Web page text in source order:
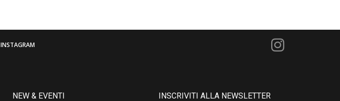
INSTAGRAM
NEW & EVENTI INSCRIVITI ALLA NEWSLETTER